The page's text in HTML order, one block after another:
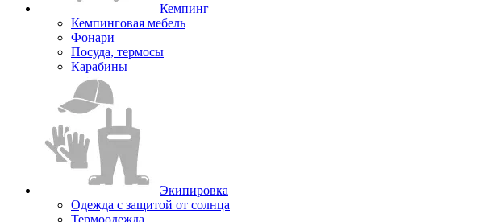
Кемпинг
Кемпинговая мебель
Фонари
Посуда, термосы
Карабины
Экипировка
Одежда с защитой от солнца
Термоодежда